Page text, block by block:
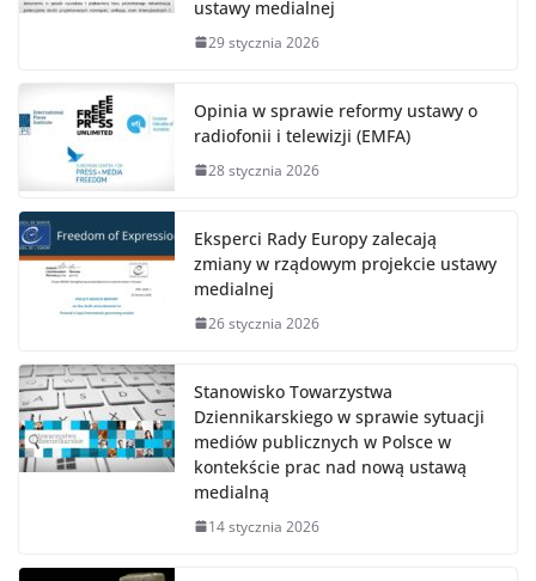
ustawy medialnej
29 stycznia 2026
Opinia w sprawie reformy ustawy o
radiofonii i telewizji (EMFA)
28 stycznia 2026
Eksperci Rady Europy zalecają
zmiany w rządowym projekcie ustawy
medialnej
26 stycznia 2026
Stanowisko Towarzystwa
Dziennikarskiego w sprawie sytuacji
mediów publicznych w Polsce w
kontekście prac nad nową ustawą
medialną
14 stycznia 2026